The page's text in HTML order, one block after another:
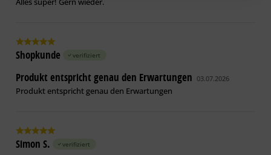
Shopkunde verifiziert
Produkt entspricht genau den Erwartungen 03.07.2026
Produkt entspricht genau den Erwartungen
Simon S. verifiziert